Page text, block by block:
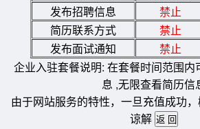
发布招聘信息
禁止
简历联系方式
禁止
发布面试通知
禁止
企业入驻套餐说明: 在套餐时间范围
息 ,无限查看简历信
由于网站服务的特性，一旦充值成功
谅解